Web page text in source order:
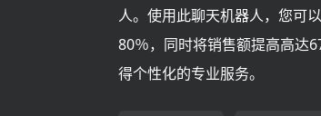
人。使用此聊天机器人，您可
80％，同时将销售额提高高达
得个性化的专业服务。